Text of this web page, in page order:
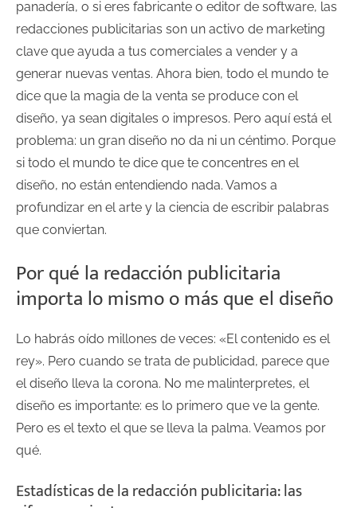
panadería, o si eres fabricante o editor de software, las
redacciones publicitarias son un activo de marketing
clave que ayuda a tus comerciales a vender y a
generar nuevas ventas. Ahora bien, todo el mundo te
dice que la magia de la venta se produce con el
diseño, ya sean digitales o impresos. Pero aquí está el
problema: un gran diseño no da ni un céntimo. Porque
si todo el mundo te dice que te concentres en el
diseño, no están entendiendo nada. Vamos a
profundizar en el arte y la ciencia de escribir palabras
que conviertan.
Por qué la redacción publicitaria
importa lo mismo o más que el diseño
Lo habrás oído millones de veces: «El contenido es el
rey». Pero cuando se trata de publicidad, parece que
el diseño lleva la corona. No me malinterpretes, el
diseño es importante: es lo primero que ve la gente.
Pero es el texto el que se lleva la palma. Veamos por
qué.
Estadísticas de la redacción publicitaria: las